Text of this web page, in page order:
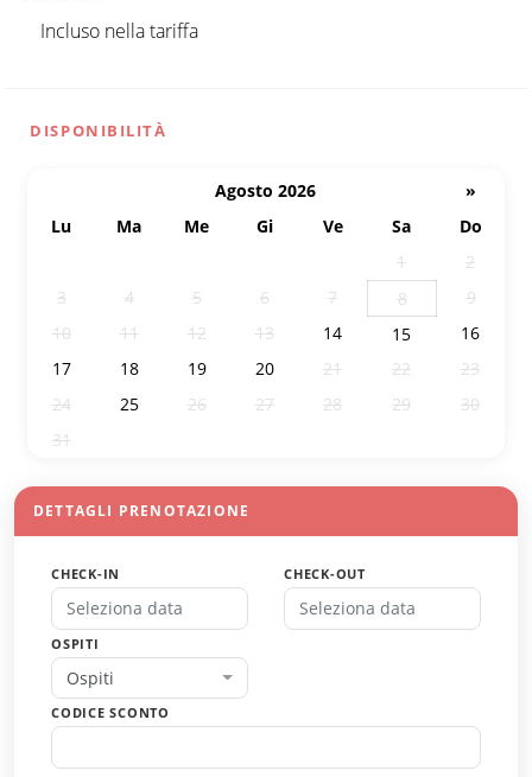
Incluso nella tariffa
DISPONIBILITÀ
Agosto 2026
»
Lu
Ma Me Gi Ve Sa
Do
1
2
3
4 5 6 7 8
9
10
11 12 13 14 15
16
17
18 19 20 21 22
23
24
25 26 27 28 29
30
31
DETTAGLI PRENOTAZIONE
CHECK-IN CHECK-OUT
OSPITI
Ospiti
CODICE SCONTO